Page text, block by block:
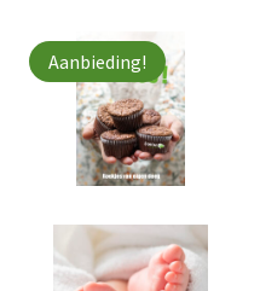
Aanbieding!